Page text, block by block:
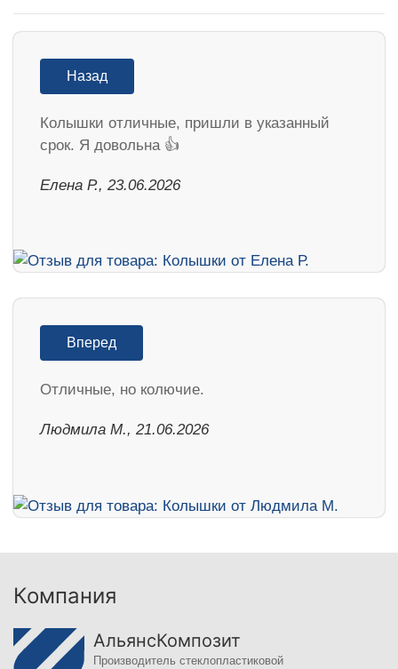
Назад
Колышки отличные, пришли в указанный
срок. Я довольна 👍
Елена Р., 23.06.2026
Вперед
Отличные, но колючие.
Людмила М., 21.06.2026
Компания
АльянсКомпозит
Производитель стеклопластиковой